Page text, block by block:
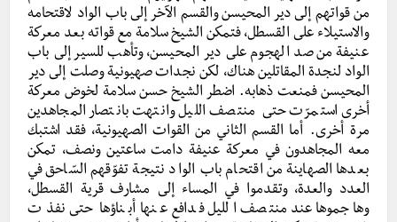
من قواتهم إلى دير المحيسن والقسم الآخر إلى باب الواد لاقتحامه
والاستيلاء على القسطل، فتمكن الشيخ سلامة مع قواته بعد معركة
عنيفة من صد الهجوم على دير المحيسن، وتأهب للسير إلى باب
الواد لنجدة المقاتلين هناك، لكن نجدات صهيونية وصلت إلى دير
المحيسن فمنعت ذهابه. اضطر الشيخ حسن سلامة لخوض معركة
أخرى استمرّت حتى منتصف الليل وانتهت بانتصار المجاهدين
مرة أخرى. أما القسم الثاني من القوات الصهيونية، فقد اشتبك
معه المجاهدون في معركة عنيفة دامت ساعتين ونصف، تمكن
بعدها الصهاينة من اقتحام باب الواد نتيجة تفوّقهم السّاحق في
العدد والعدة، وتقدموا في المساء إلى مشارف قرية القسطل،
وهاجموها عند منتصف الليل فدافع عنها أبناؤها حتى نفذت